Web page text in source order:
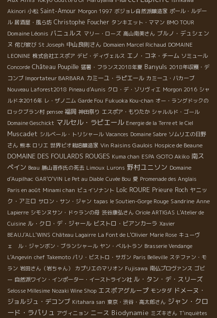
Akinori 小松 Saint-Amour Morgon 1997 ボジョレ自然派醸造家 ポール・ルデー
ル 居酒屋・風ら坊 Christophe Foucher タンキエット・ママン BMO TOUR
Domaine Léonis バニュルス マリー・ローズ 高山南美さん ブルノ・デュシェン
ヌ 侘び寂び St Joseph 中山良則さん Domaien Marcel Richaud DOMAINE
LEONINE 株式会社エスポア デビ・ディヴェルス エノ・コネ・チーム ソミュール
Concorde Château Poupille 猛暑・フランス2018年夏 Banyuls 2018年収穫・デ
コンブ Importateur BARBARA カミーユ・ラピエール カミーユ・バカーブ
Nouveau Laforest2018 Pineau d'Aunis クロ・デ・ゾリヴィエ Morgon 2016 シャ
ルドネ2016年 レ・ザノ二ム Garde Fou Fukuoka Kou-chan オー・ラングドックの
ロックブラン村 pensee 福岡 神田祭り エスポア・もりたか シャルルド・ゴール
Domaine Geschickt マルセル・ラピエール Energie de la Terre et le Ciel
Muscadet シルベール・トリシャール Vacances Domaine Sabre ソムリエの日野
さん 熊本 ロリエ 世界ビオ栽培醸造家 Vin Raisins Gaulois Hospice de Beaune
DOMAINE DES FOULARDS ROUGES Kuma chan ESPA GOTO Akiko 南ス
ペイン Beau 勝山晋作氏の死去 Limoux Lurons 野村ユニソン Domaine
d'Aupilhac GAR'O'VIN Le Pet au Diable Cuvée Bou 愛 Promenade des Anglais
Paris en août Minami chan ビュイソナント Loïc ROURE Prieure Roch ヤニッ
ク・アミロ サロン・サン・ジャン tapas le Soutien-Gorge Rouge Sandrine Anne
Lapierre シモンヌサン・ドゥランの母 渋谷康弘さん Oriole ARTIGAS L'Atelier de
Cuisine ル・クロ・デ・ジャール ビストロ・ビアンカーラ Xavier
BEAUJ'ALL'WINS Château Lagairre La Font de L'Olivier Marie Rose キューヴ
ェ ル・ジャンボン・ブランシャール ヤン・ベルトラン Brasserie Vendange
L'Angevin chef Takemoto パリ・ビストロ・サガン Paris Belleville ステファン・モ
ラン 岩田さん（岩ちゃん） カプリエのマリオン Fujisawa 南仏プロヴァンス ゴビ
ー 自然派ワイン・インポーター・イーストライン社 ル・タン・デ・スリーズ
Selosse Millesime Nozaki Wine Shop エスポアグループ モンタダ ドメーヌ・
ジョルジュ・デコンブ Kitahara san 東京・渋谷・高太郎さん ジャン・クロ
ード・ラパリュ アヴィニョン ニース Biodynamie ミズキさん T'inquiètes